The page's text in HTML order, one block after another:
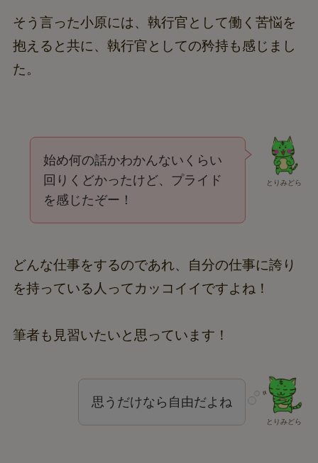
そう言った小原には、執行官として働く苦悩を
抱えると共に、執行官としての矜持も感じまし
た。
とりみどら
始め何の話かわかんないくらい
回りくどかったけど、プライド
を感じたぞー！
どんな仕事をするのであれ、自分の仕事に誇り
を持っている人ってカッコイイですよね！
筆者も見習いたいと思っています！
とりみどら
思うだけなら自由だよね